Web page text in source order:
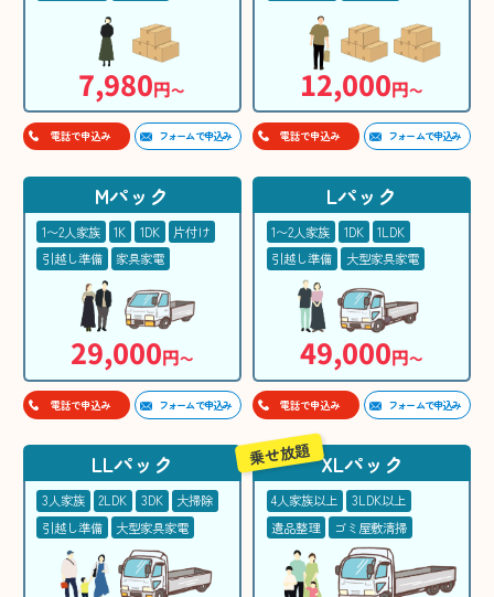
7,980円〜
電話で申込み フォームで申込み
12,000円〜
電話で申込み フォームで申込み
Mパック
1〜2人家族 1K 1DK
片付け
引越し準備
家具家電
29,000円〜
電話で申込み フォームで申込み
Lパック
1〜2人家族 1DK
1LDK
引越し準備
大型家具家電
49,000円〜
電話で申込み フォームで申込み
LLパック
3人家族 2LDK 3DK
大掃除
引越し準備
大型家具家電
XLパック
4人家族以上
3LDK以上
遺品整理
ゴミ屋敷清掃
乗せ放題